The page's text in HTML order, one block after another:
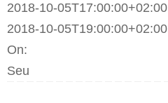
2018-10-05T17:00:00+02:00
2018-10-05T19:00:00+02:00
On:
Seu